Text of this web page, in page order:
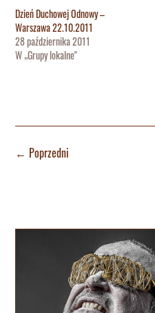
Dzień Duchowej Odnowy –
Warszawa 22.10.2011
28 października 2011
W „Grupy lokalne"
← Poprzedni